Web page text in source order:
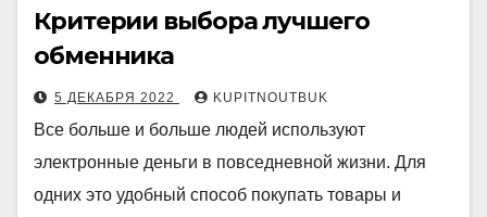
Критерии выбора лучшего
обменника
5 ДЕКАБРЯ 2022 KUPITNOUTBUK
Все больше и больше людей используют
электронные деньги в повседневной жизни. Для
одних это удобный способ покупать товары и